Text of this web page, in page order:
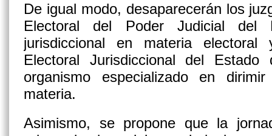
De igual modo, desaparecerán los
Electoral del Poder Judicial del
jurisdiccional en materia
Electoral Jurisdiccional del
organismo especializado en
materia.
Asimismo, se propone que la